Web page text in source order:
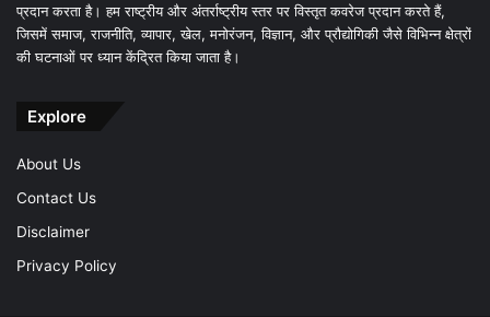
प्रदान करता है। हम राष्ट्रीय और अंतर्राष्ट्रीय स्तर पर विस्तृत कवरेज प्रदान करते हैं,
जिसमें समाज, राजनीति, व्यापार, खेल, मनोरंजन, विज्ञान, और प्रौद्योगिकी जैसे विभिन्न क्षेत्रों
की घटनाओं पर ध्यान केंद्रित किया जाता है।
Explore
About Us
Contact Us
Disclaimer
Privacy Policy